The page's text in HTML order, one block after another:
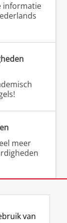
informatie
meer
van